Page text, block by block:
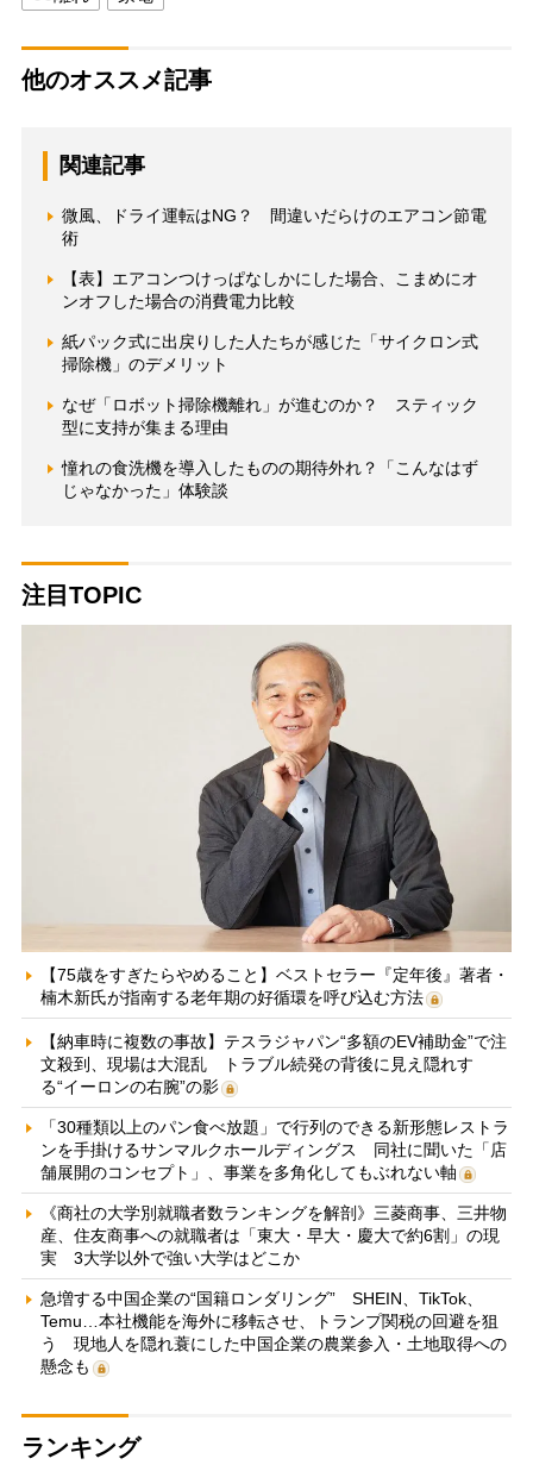
他のオススメ記事
関連記事
微風、ドライ運転はNG？ 間違いだらけのエアコン節電
術
【表】エアコンつけっぱなしかにした場合、こまめにオ
ンオフした場合の消費電力比較
紙パック式に出戻りした人たちが感じた「サイクロン式
掃除機」のデメリット
なぜ「ロボット掃除機離れ」が進むのか？ スティック
型に支持が集まる理由
憧れの食洗機を導入したものの期待外れ？「こんなはず
じゃなかった」体験談
注目TOPIC
【75歳をすぎたらやめること】ベストセラー『定年後』著者・
楠木新氏が指南する老年期の好循環を呼び込む方法
【納車時に複数の事故】テスラジャパン“多額のEV補助金”で注
文殺到、現場は大混乱 トラブル続発の背後に見え隠れす
る“イーロンの右腕”の影
「30種類以上のパン食べ放題」で行列のできる新形態レストラ
ンを手掛けるサンマルクホールディングス 同社に聞いた「店
舗展開のコンセプト」、事業を多角化してもぶれない軸
《商社の大学別就職者数ランキングを解剖》三菱商事、三井物
産、住友商事への就職者は「東大・早大・慶大で約6割」の現
実 3大学以外で強い大学はどこか
急増する中国企業の“国籍ロンダリング” SHEIN、TikTok、
Temu…本社機能を海外に移転させ、トランプ関税の回避を狙
う 現地人を隠れ蓑にした中国企業の農業参入・土地取得への
懸念も
ランキング